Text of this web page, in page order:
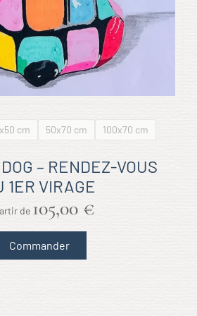
produit
cm 50x70 cm 100x70 cm
– RENDEZ-VOUS
1ER VIRAGE
105,00 €
Commander
Ce